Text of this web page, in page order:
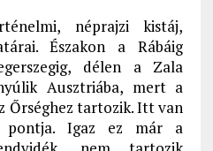
néprajzi kistáj,
Északon a Rábáig
délen a Zala
Ausztriába, mert a
Őrséghez tartozik. Itt van
pontja. Igaz ez már a